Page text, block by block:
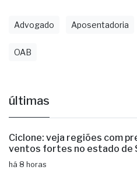
Advogado Aposentadoria
OAB
últimas
Ciclone: veja regiões com
ventos fortes no estado de
há 8 horas